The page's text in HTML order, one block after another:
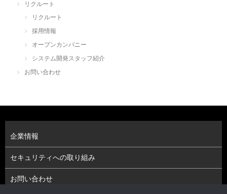
リクルート
リクルート
採用情報
オープンカンパニー
システム開発スタッフ紹介
お問い合わせ
企業情報
セキュリティへの取り組み
お問い合わせ